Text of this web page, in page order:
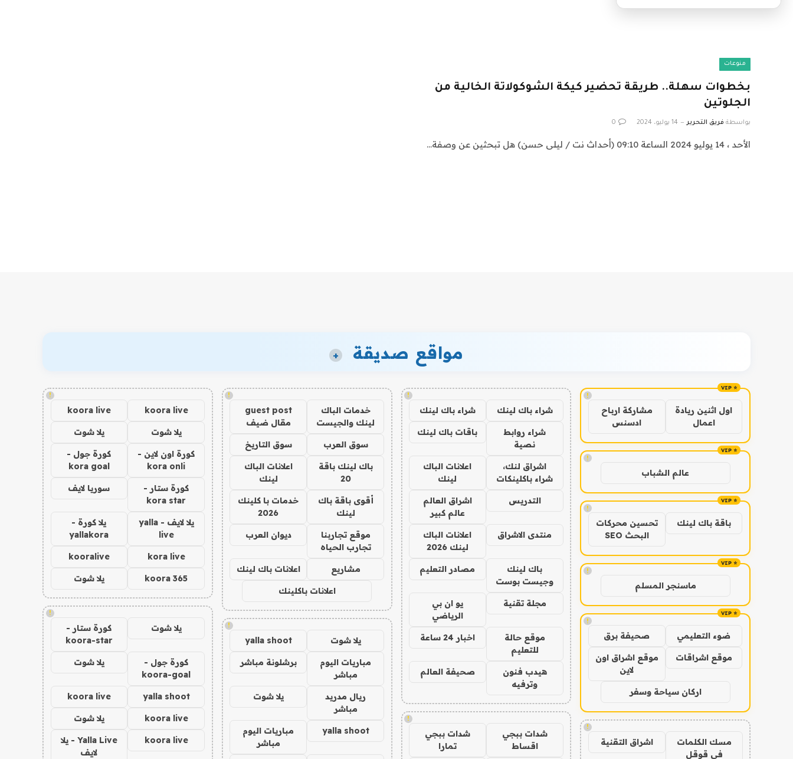
منوعات
بخطوات سهلة.. طريقة تحضير كيكة الشوكولاتة الخالية من
الجلوتين
بواسطة فريق التحرير 14 يوليو، 2024 0
الأحد ، 14 يوليو 2024 الساعة 09:10 (أحداث نت / ليلى حسن) هل تبحثين عن وصفة…
مواقع صديقة +
!
اول اثنين ريادة
اعمال
مشاركة ارباح
ادسنس
!
عالم الشباب
!
باقة باك لينك
تحسين محركات
البحث SEO
!
ماسنجر المسلم
!
ضوء التعليمي صحيفة برق
موقع اشراقات
موقع اشراق اون
لاين
اركان سياحة وسفر
!
مسك الكلمات
في قوقل
اشراق التقنية
!
شراء باك لينك شراء باك لينك
شراء روابط
نصية
باقات باك لينك
اشراق لنك،
شراء باكلينكات
اعلانات الباك
لينك
التدريس
اشراق العالم
عالم كبير
منتدى الاشراق
اعلانات الباك
لينك 2026
باك لينك
وجيست بوست
مصادر التعليم
مجلة تقنية
يو ان بي
الرياضي
موقع حالة
للتعليم
اخبار 24 ساعة
هيدب فنون
وترفيه
صحيفة العالم
!
شدات ببجي
اقساط
شدات ببجي
تمارا
!
خدمات الباك
لينك والجيست
guest post
مقال ضيف
سوق العرب سوق التاريخ
باك لينك باقة
20
اعلانات الباك
لينك
أقوى باقة باك
لينك
خدمات با كلينك
2026
موقع تجاربنا
تجارب الحياه
ديوان العرب
مشاريع اعلانات باك لينك
اعلانات باكلينك
!
يلا شوت yalla shoot
مباريات اليوم
مباشر
برشلونة مباشر
ريال مدريد
مباشر
يلا شوت
yalla shoot
مباريات اليوم
مباشر
!
koora live
koora live
يلا شوت يلا شوت
كورة اون لاين -
kora onli
كورة جول -
kora goal
كورة ستار -
kora star
سوريا لايف
يلا لايف - yalla
live
يلا كورة -
yallakora
kora live
kooralive
koora 365 يلا شوت
!
يلا شوت
كورة ستار -
koora-star
كورة جول -
koora-goal
يلا شوت
yalla shoot
koora live
koora live يلا شوت
koora live
Yalla Live - يلا
لايف